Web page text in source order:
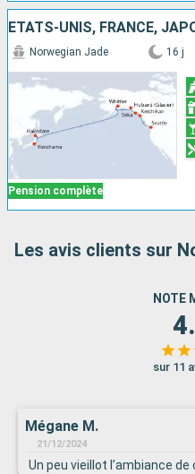
ÉTATS-UNIS, FRANCE,
Pension complète
Norwegian Jade 16 j
Les avis clients sur
NOTE
sur 11
Mégane M.
21/12/2024
Un peu vieillot l’ambiance de